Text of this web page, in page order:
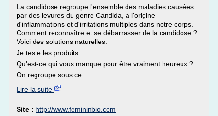
La candidose regroupe l'ensemble des maladies causées
par des levures du genre Candida, à l'origine
d'inflammations et d'irritations multiples dans notre corps.
Comment reconnaître et se débarrasser de la candidose ?
Voici des solutions naturelles.
Je teste les produits
Qu'est-ce qui vous manque pour être vraiment heureux ?
On regroupe sous ce...
Lire la suite
Site : http://www.femininbio.com